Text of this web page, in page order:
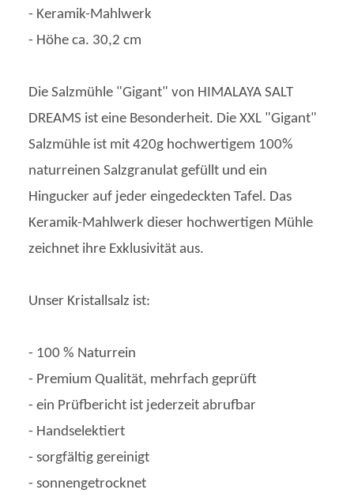
- Keramik-Mahlwerk
- Höhe ca. 30,2 cm
Die Salzmühle "Gigant" von HIMALAYA SALT
DREAMS ist eine Besonderheit. Die XXL "Gigant"
Salzmühle ist mit 420g hochwertigem 100%
naturreinen Salzgranulat gefüllt und ein
Hingucker auf jeder eingedeckten Tafel. Das
Keramik-Mahlwerk dieser hochwertigen Mühle
zeichnet ihre Exklusivität aus.
Unser Kristallsalz ist:
- 100 % Naturrein
- Premium Qualität, mehrfach geprüft
- ein Prüfbericht ist jederzeit abrufbar
- Handselektiert
- sorgfältig gereinigt
- sonnengetrocknet